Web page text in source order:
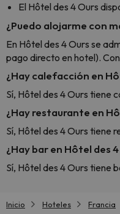
El Hôtel des 4 Ours
¿Puedo alojarme con
En Hôtel des 4 Ours se
pago directo en hotel).
¿Hay calefacción en
Sí, Hôtel des 4 Ours tiene
¿Hay restaurante en
Sí, Hôtel des 4 Ours tiene
¿Hay bar en Hôtel des
Sí, Hôtel des 4 Ours tiene
Inicio Hoteles Francia